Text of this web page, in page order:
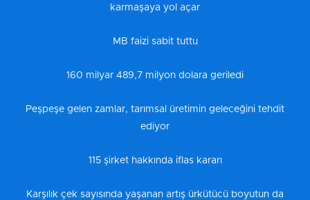
karmaşaya yol açar
MB faizi sabit tuttu
160 milyar 489,7 milyon dolara geriledi
Peşpeşe gelen zamlar, tarımsal üretimin geleceğini tehdit
ediyor
115 şirket hakkında iflas kararı
Karşılık çek sayısında yaşanan artış ürkütücü boyutun da